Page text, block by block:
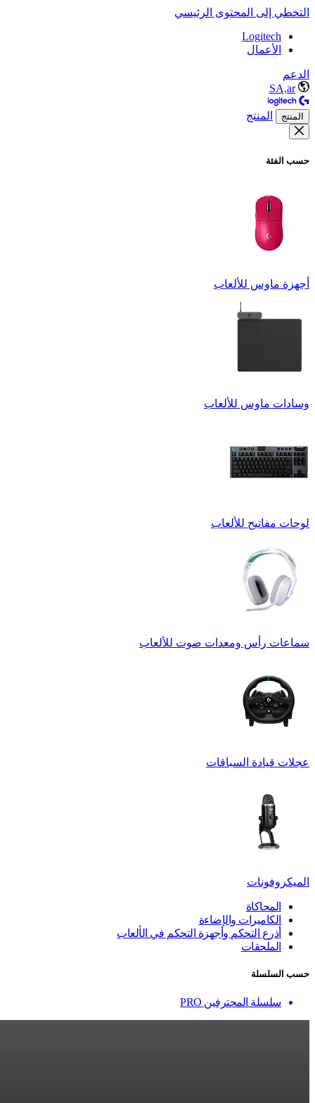
التخطي إلى المحتوى الرئيسي
Logitech
الأعمال
الدعم
SA,ar
المنتج المنتج
حسب الفئة
أجهزة ماوس للألعاب
وسادات ماوس للألعاب
لوحات مفاتيح للألعاب
سماعات رأس ومعدات صوت للألعاب
عجلات قيادة السباقات
الميكروفونات
المحاكاة
الكاميرات والإضاءة
أذرع التحكم وأجهزة التحكم في الألعاب
الملحقات
حسب السلسلة
سلسلة المحترفين PRO